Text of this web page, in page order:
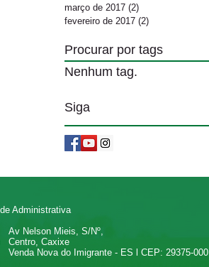
março de 2017 (2)
fevereiro de 2017 (2)
Procurar por tags
Nenhum tag.
Siga
Administrativa
Nelson Mieis, S/Nº,
Caxixe
Nova do Imigrante - ES l CEP: 29375-000